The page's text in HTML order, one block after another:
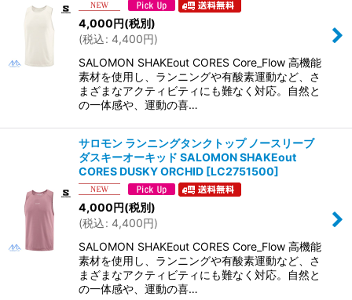
4,000円(税別)
(税込: 4,400円)
SALOMON SHAKEout CORES Core_Flow 高機能
素材を使用し、ランニングや有酸素運動など、さ
まざまなアクティビティにも難なく対応。自然と
の一体感や、運動の喜…
サロモン ランニングタンクトップ ノースリーブ
ダスキーオーキッド SALOMON SHAKEout
CORES DUSKY ORCHID [LC2751500]
4,000円(税別)
(税込: 4,400円)
SALOMON SHAKEout CORES Core_Flow 高機能
素材を使用し、ランニングや有酸素運動など、さ
まざまなアクティビティにも難なく対応。自然と
の一体感や、運動の喜…